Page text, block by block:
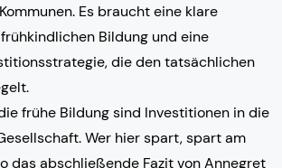
Es braucht eine klare
Bildung und eine
die den tatsächlichen
frühe Bildung sind Investitionen in die
Wer hier spart, spart am
das abschließende Fazit von Annegret